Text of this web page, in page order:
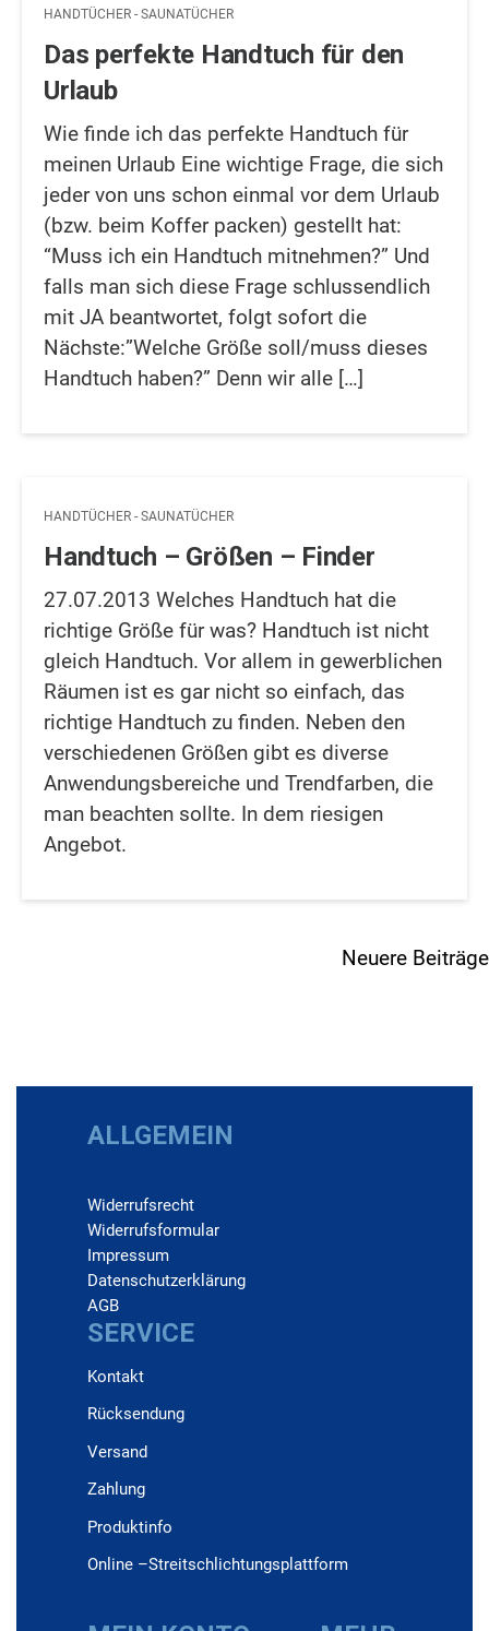
HANDTÜCHER - SAUNATÜCHER
Das perfekte Handtuch für den
Urlaub
Wie finde ich das perfekte Handtuch für
meinen Urlaub Eine wichtige Frage, die sich
jeder von uns schon einmal vor dem Urlaub
(bzw. beim Koffer packen) gestellt hat:
“Muss ich ein Handtuch mitnehmen?” Und
falls man sich diese Frage schlussendlich
mit JA beantwortet, folgt sofort die
Nächste:”Welche Größe soll/muss dieses
Handtuch haben?” Denn wir alle […]
HANDTÜCHER - SAUNATÜCHER
Handtuch – Größen – Finder
27.07.2013 Welches Handtuch hat die
richtige Größe für was? Handtuch ist nicht
gleich Handtuch. Vor allem in gewerblichen
Räumen ist es gar nicht so einfach, das
richtige Handtuch zu finden. Neben den
verschiedenen Größen gibt es diverse
Anwendungsbereiche und Trendfarben, die
man beachten sollte. In dem riesigen
Angebot.
Neuere Beiträge
ALLGEMEIN
Widerrufs­recht
Widerrufs­formular
Impressum
Daten­schutz­erklärung
AGB
SERVICE
Kontakt
Rücksendung
Versand
Zahlung
Produktinfo
Online –Streitschlichtungsplattform